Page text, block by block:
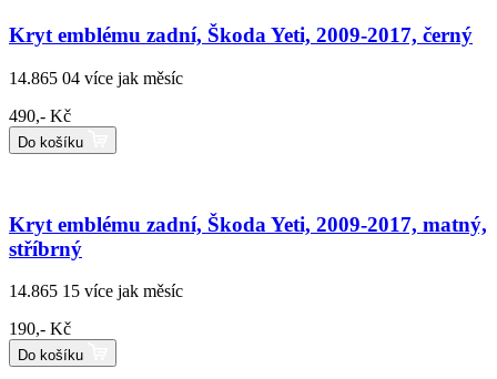
Kryt emblému zadní, Škoda Yeti, 2009-2017, černý
14.865 04 více jak měsíc
490,- Kč
Do košíku
Kryt emblému zadní, Škoda Yeti, 2009-2017, matný,
stříbrný
14.865 15 více jak měsíc
190,- Kč
Do košíku